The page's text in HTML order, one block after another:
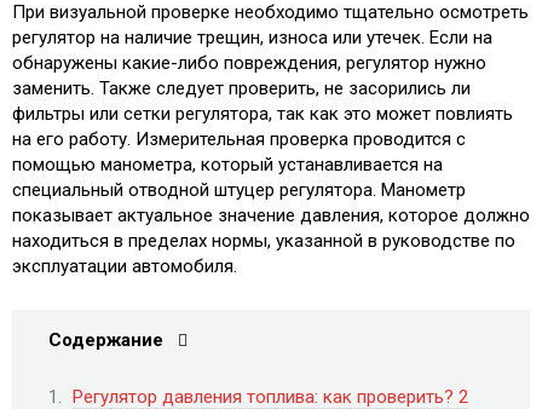
При визуальной проверке необходимо тщательно осмотреть
регулятор на наличие трещин, износа или утечек. Если на
обнаружены какие-либо повреждения, регулятор нужно
заменить. Также следует проверить, не засорились ли
фильтры или сетки регулятора, так как это может повлиять
на его работу. Измерительная проверка проводится с
помощью манометра, который устанавливается на
специальный отводной штуцер регулятора. Манометр
показывает актуальное значение давления, которое должно
находиться в пределах нормы, указанной в руководстве по
эксплуатации автомобиля.
Содержание
Регулятор давления топлива: как проверить? 2